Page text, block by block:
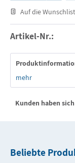
Auf die
Artikel-Nr.:
mehr
Kunden haben
Beliebte